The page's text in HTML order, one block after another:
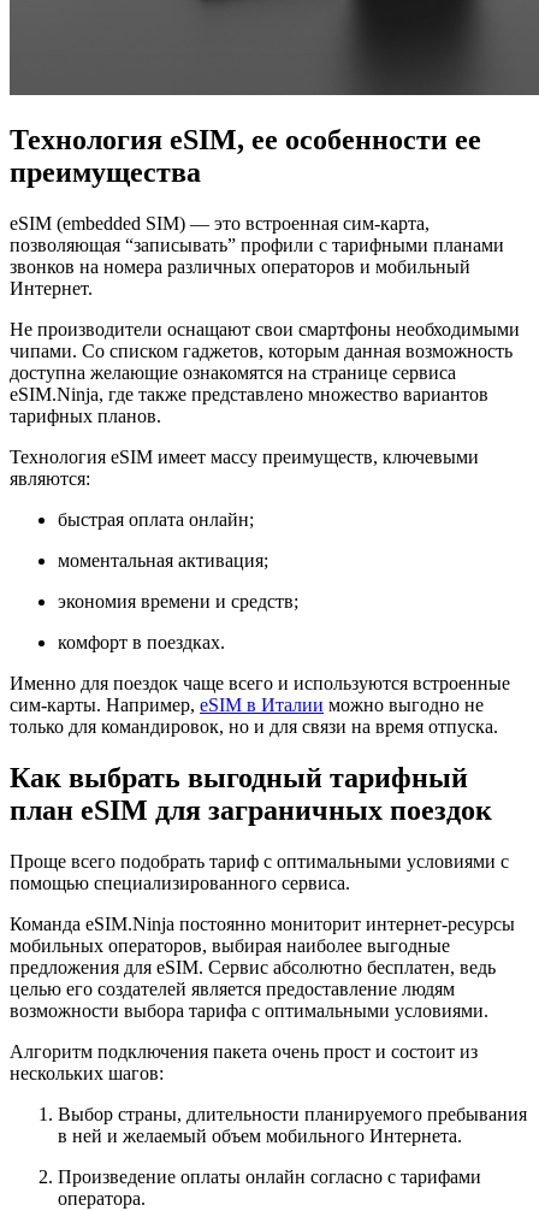
Технология eSIM, ее особенности ее
преимущества
eSIM (embedded SIM) — это встроенная сим-карта,
позволяющая “записывать” профили с тарифными планами
звонков на номера различных операторов и мобильный
Интернет.
Не производители оснащают свои смартфоны необходимыми
чипами. Со списком гаджетов, которым данная возможность
доступна желающие ознакомятся на странице сервиса
eSIM.Ninja, где также представлено множество вариантов
тарифных планов.
Технология eSIM имеет массу преимуществ, ключевыми
являются:
быстрая оплата онлайн;
моментальная активация;
экономия времени и средств;
комфорт в поездках.
Именно для поездок чаще всего и используются встроенные
сим-карты. Например, eSIM в Италии можно выгодно не
только для командировок, но и для связи на время отпуска.
Как выбрать выгодный тарифный
план eSIM для заграничных поездок
Проще всего подобрать тариф с оптимальными условиями с
помощью специализированного сервиса.
Команда eSIM.Ninja постоянно мониторит интернет-ресурсы
мобильных операторов, выбирая наиболее выгодные
предложения для eSIM. Сервис абсолютно бесплатен, ведь
целью его создателей является предоставление людям
возможности выбора тарифа с оптимальными условиями.
Алгоритм подключения пакета очень прост и состоит из
нескольких шагов:
Выбор страны, длительности планируемого пребывания
в ней и желаемый объем мобильного Интернета.
Произведение оплаты онлайн согласно с тарифами
оператора.